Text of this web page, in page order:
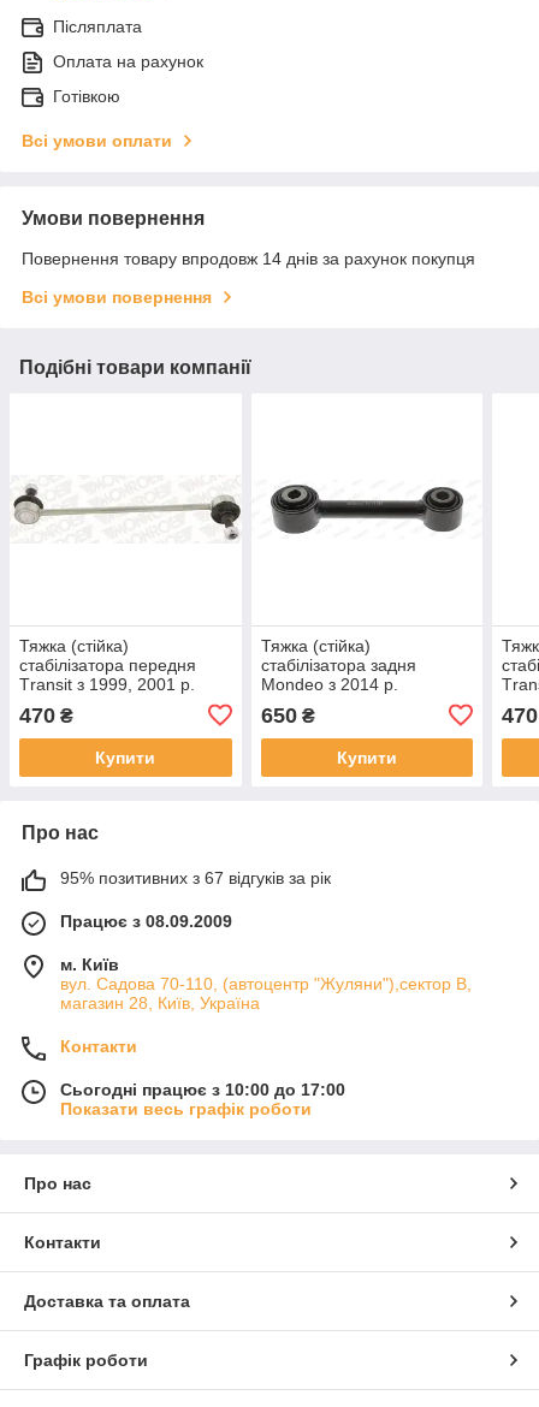
Післяплата
Оплата на рахунок
Готівкою
Всі умови оплати
Умови повернення
Повернення товару впродовж 14 днів за рахунок покупця
Всі умови повернення
Подібні товари компанії
Тяжка (стійка)
стабілізатора передня
Тransit з 1999, 2001 р.
470 ₴
Купити
Тяжка (стійка)
стабілізатора задня
Mondeo з 2014 р.
650₴
Купити
470
Про нас
95% позитивних з 67 відгуків за рік
Працює з 08.09.2009
м. Київ
вул. Садова 70-110, (автоцентр "Жуляни"),сектор В,
магазин 28, Київ, Україна
Контакти
Сьогодні працює з 10:00 до 17:00
Показати весь графік роботи
Про нас
Контакти
Доставка та оплата
Графік роботи